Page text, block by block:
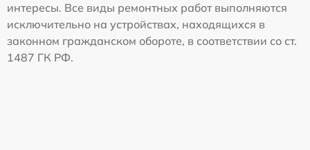
интересы. Все виды ремонтных работ выполняются
исключительно на устройствах, находящихся в
законном гражданском обороте, в соответствии со ст.
1487 ГК РФ.